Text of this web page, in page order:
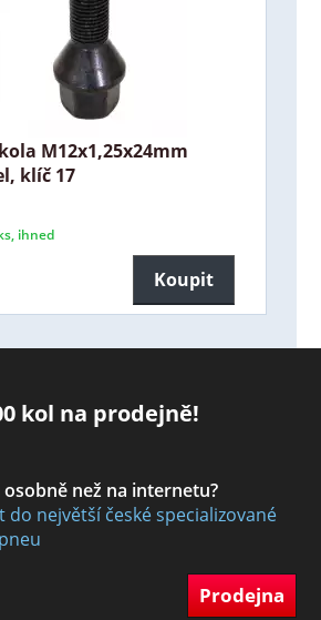
M12x1,25x24mm
klíč 17
ihned
Koupit
kol na prodejně!
než na internetu?
do největší české specializované
Prodejna